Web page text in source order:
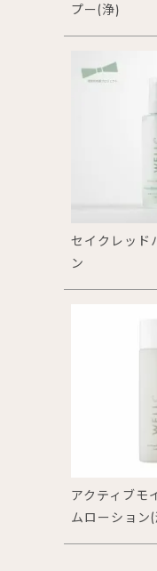
プー(浄)
セイクレッド
ン
アクティブモ
ムローション(